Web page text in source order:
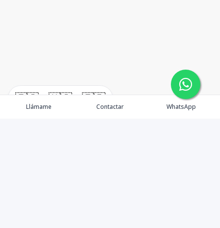
🇪🇸 🇺🇸 🇫🇷
Llámame Contactar WhatsApp